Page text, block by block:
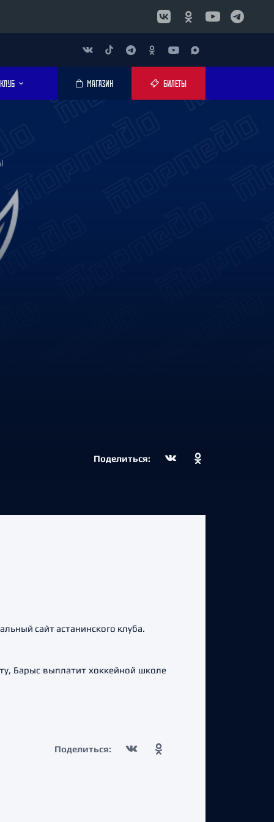
КЛУБ МАГАЗИН БИЛЕТЫ
Поделиться:
сайт астанинского клуба.
Барыс выплатит хоккейной школе
Поделиться: